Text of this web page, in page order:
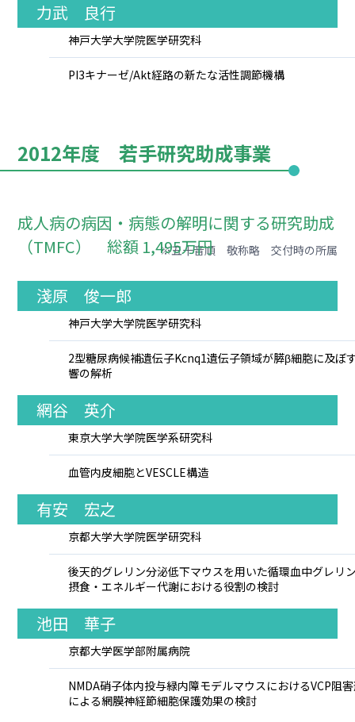
力武 良行
神戸大学大学院医学研究科
PI3キナーゼ/Akt経路の新たな活性調節機構
2012年度 若手研究助成事業
成人病の病因・病態の解明に関する研究助成
（TMFC） 総額 1,495万円※五十音順 敬称略 交付時の所属
淺原 俊一郎
神戸大学大学院医学研究科
2型糖尿病候補遺伝子Kcnq1遺伝子領域が膵β細胞に及ぼ
響の解析
網谷 英介
東京大学大学院医学系研究科
血管内皮細胞とVESCLE構造
有安 宏之
京都大学大学院医学研究科
後天的グレリン分泌低下マウスを用いた循環血中グレリ
摂食・エネルギー代謝における役割の検討
池田 華子
京都大学医学部附属病院
NMDA硝子体内投与緑内障モデルマウスにおけるVCP阻
による網膜神経節細胞保護効果の検討